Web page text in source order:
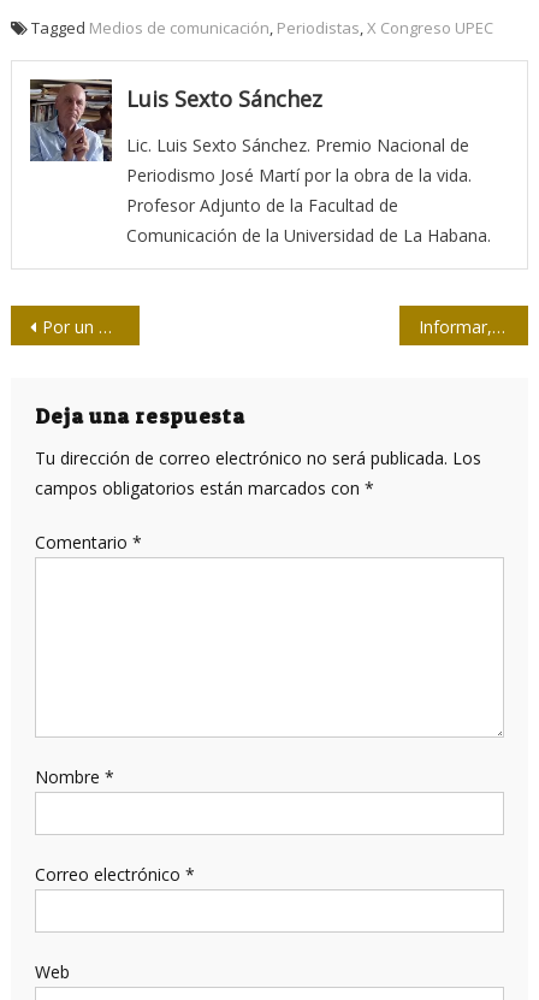
Tagged Medios de comunicación, Periodistas,X Congreso UPEC
Luis Sexto Sánchez
Lic. Luis Sexto Sánchez. Premio Nacional de
Periodismo José Martí por la obra de la vida.
Profesor Adjunto de la Facultad de
Comunicación de la Universidad de La Habana.
Navegación
entradas
Por un periodismo cultural crítico y comprometido Informar, un cometido social de las fuentes
Deja una respuesta
Tu dirección de correo electrónico no será publicada. Los
campos obligatorios están marcados con *
Comentario *
Nombre *
Correo electrónico *
Web